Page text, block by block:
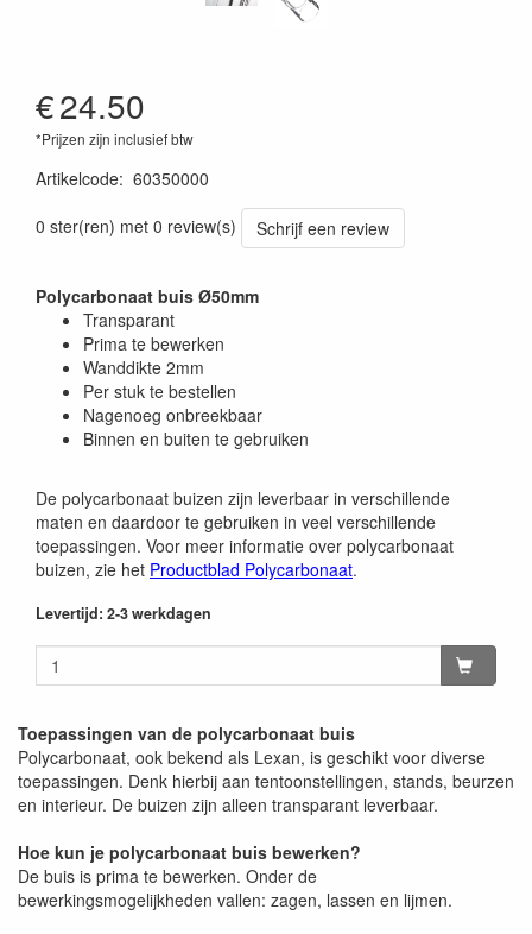
€24.50
*Prijzen zijn inclusief btw
Artikelcode: 60350000
0 ster(ren) met 0 review(s)
Schrijf een review
Polycarbonaat buis Ø50mm
Transparant
Prima te bewerken
Wanddikte 2mm
Per stuk te bestellen
Nagenoeg onbreekbaar
Binnen en buiten te gebruiken
De polycarbonaat buizen zijn leverbaar in verschillende
maten en daardoor te gebruiken in veel verschillende
toepassingen. Voor meer informatie over polycarbonaat
buizen, zie het Productblad Polycarbonaat.
Levertijd: 2-3 werkdagen
Toepassingen van de polycarbonaat buis
Polycarbonaat, ook bekend als Lexan, is geschikt voor diverse
toepassingen. Denk hierbij aan tentoonstellingen, stands, beurzen
en interieur. De buizen zijn alleen transparant leverbaar.
Hoe kun je polycarbonaat buis bewerken?
De buis is prima te bewerken. Onder de
bewerkingsmogelijkheden vallen: zagen, lassen en lijmen.